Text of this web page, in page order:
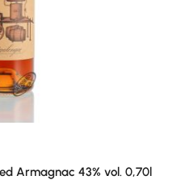
Armagnac 43% vol. 0,70l